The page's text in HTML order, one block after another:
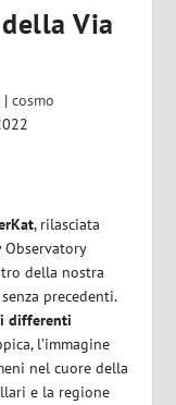
Via
| cosmo
, rilasciata
della nostra
precedenti.
differenti
l’immagine
nel cuore della
e la regione